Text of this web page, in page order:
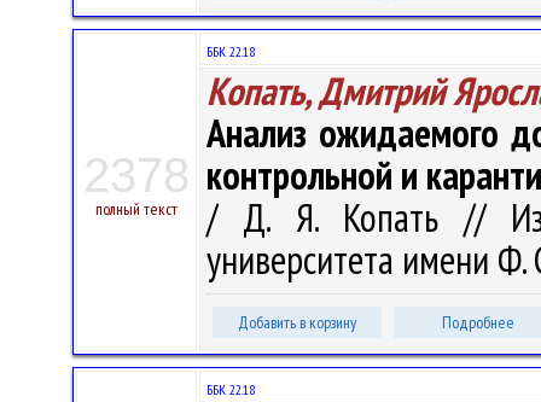
2378
полный текст
ББК 22.18
Копать, Дмитрий
Анализ ожидаемого
контрольной и
/ Д. Я. Копать //
университета имени
Добавить в корзину Подробнее
ББК 22.18